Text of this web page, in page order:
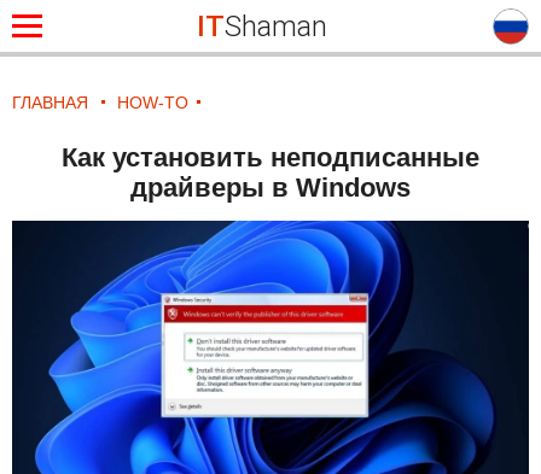
ITShaman
ГЛАВНАЯ HOW-TO
Как установить неподписанные
драйверы в Windows